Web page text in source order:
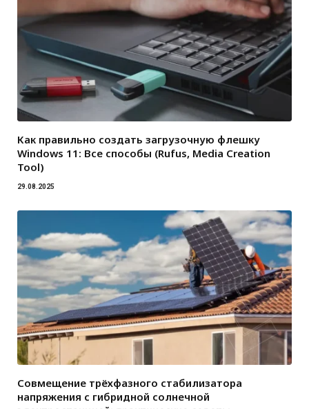
Как правильно создать загрузочную флешку
Windows 11: Все способы (Rufus, Media Creation
Tool)
29.08.2025
Совмещение трёхфазного стабилизатора
напряжения с гибридной солнечной